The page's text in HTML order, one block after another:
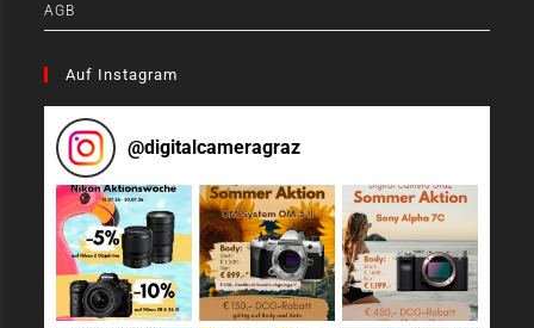
AGB
Auf Instagram
@digitalcameragraz